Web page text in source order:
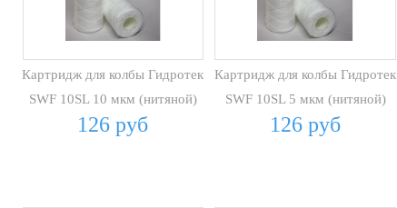
Картридж для колбы Гидротек
SWF 10SL 10 мкм (нитяной)
126 руб
Картридж для колбы Гидротек
SWF 10SL 5 мкм (нитяной)
126 руб